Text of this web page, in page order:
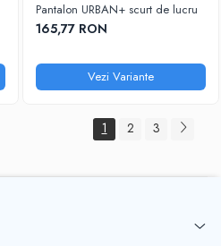
Pantalon URBAN+ scurt de lucru
165,77 RON
Vezi Variante
1 2 3